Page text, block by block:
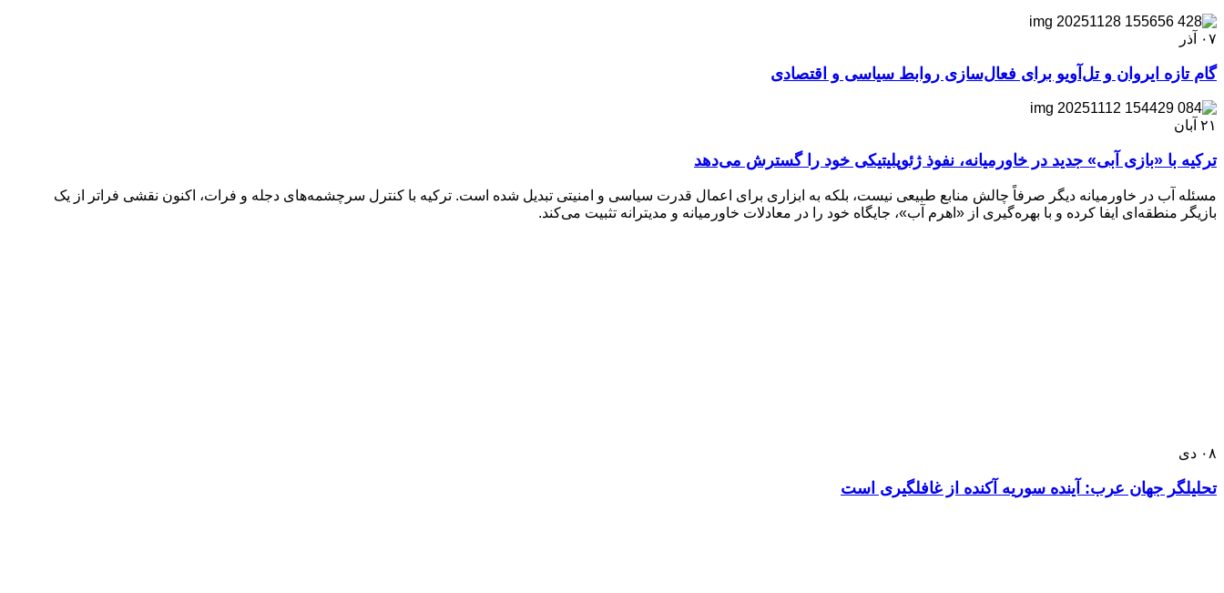
۰۷ آذر
گام تازه ایروان و تل‌آویو برای فعال‌سازی روابط سیاسی و اقتصادی
۲۱ آبان
ترکیه با «بازی آبی» جدید در خاورمیانه، نفوذ ژئوپلیتیکی خود را گسترش می‌دهد
مسئله آب در خاورمیانه دیگر صرفاً چالش منابع طبیعی نیست، بلکه به ابزاری برای اعمال قدرت سیاسی و امنیتی تبدیل شده است. ترکیه با کنترل سرچشمه‌های دجله و فرات، اکنون نقشی فراتر از یک
بازیگر منطقه‌ای ایفا کرده و با بهره‌گیری از «اهرم آب»، جایگاه خود را در معادلات خاورمیانه و مدیترانه تثبیت می‌کند.
۰۸ دی
تحلیلگر جهان عرب: آینده سوریه آکنده از غافلگیری است